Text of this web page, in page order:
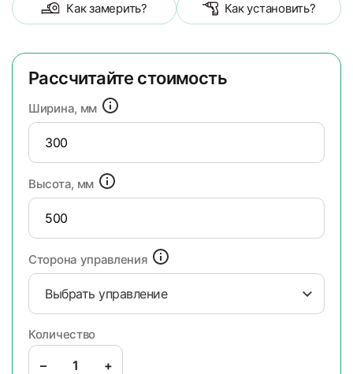
Как замерить? Как установить?
Рассчитайте стоимость
Ширина, мм
Высота, мм
Сторона управления
Выбрать управление
Количество
– +